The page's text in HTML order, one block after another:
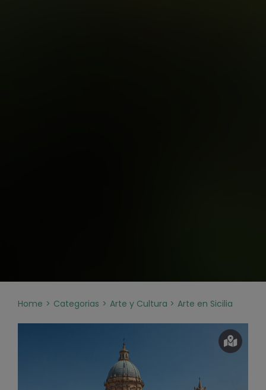
Home Categorias Arte y Cultura Arte en Sicilia